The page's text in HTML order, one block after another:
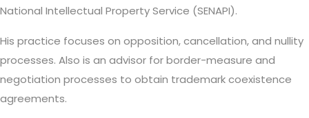
National Intellectual Property Service (SENAPI).
His practice focuses on opposition, cancellation, and nullity
processes. Also is an advisor for border-measure and
negotiation processes to obtain trademark coexistence
agreements.